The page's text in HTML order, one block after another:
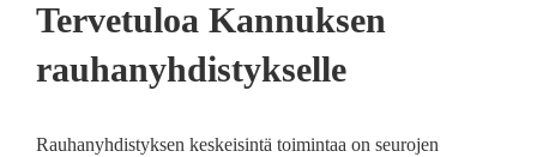
Tervetuloa Kannuksen
rauhanyhdistykselle
Rauhanyhdistyksen keskeisintä toimintaa on seurojen